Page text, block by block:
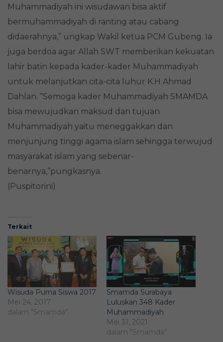
Muhammadiyah ini wisudawan bisa aktif
bermuhammadiyah di ranting atau cabang
didaerahnya,” ungkap Wakil ketua PCM Gubeng. Ia
juga berdoa agar Allah SWT memberikan kekuatan
lahir batin kepada kader-kader Muhammadiyah
untuk melanjutkan cita-cita luhur K.H Ahmad
Dahlan. “Semoga kader Muhammadiyah SMAMDA
bisa mewujudkan maksud dan tujuan
Muhammadiyah yaitu meneggakkan dan
menjunjung tinggi agama islam sehingga terwujud
masyarakat islam yang sebenar-
benarnya,”pungkasnya.
(Puspitorini)
Terkait
Wisuda Purna Siswa 2017
Mei 24, 2017
dalam "Smamda"
Smamda Surabaya
Luluskan 348 Kader
Muhammadiyah
Mei 31, 2021
dalam "Smamda"